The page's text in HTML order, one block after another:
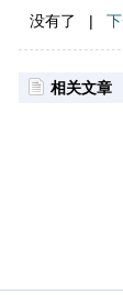
没有了 |
相关文章